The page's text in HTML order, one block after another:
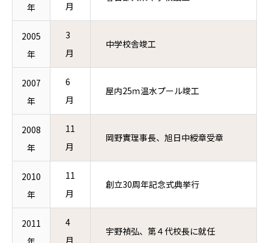
年 月
2005
年
3
月
中学校舎竣工
2007
年
6
月
屋内25ｍ温水プール竣工
2008
年
11
月
岡野實理事長、旭日中綬章受章
2010
年
11
月
創立30周年記念式典挙行
2011
4
月
宇野禎弘、第４代校長に就任